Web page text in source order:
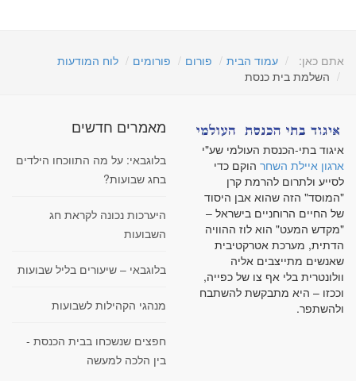
אתם כאן: עמוד הבית פורום פורומים
לוח המודעות
השלמת בית כנסת
איגוד בתי-הכנסת העולמי שע"י
ארגון איילת השחר הוקם כדי
לסייע ולתרום להרמת קרן
"המוסד" הזה שהוא אבן היסוד
של החיים הרוחניים בישראל –
"מקדש המעט" הוא לוז ההוויה
הדתית, מערכת אטרקטיבית
שאנשים מתייצבים אליה
וולונטרית בלי אף צו של כפייה,
וככזו – היא מתבקשת להשתבח
ולהשתפר.
מאמרים חדשים
בלוגבאי: על מה התווכחו הילדים
בחג שבועות?
היערכות נכונה לקראת חג
השבועות
בלוגבאי – שיעורים בליל שבועות
מנהגי הקהילות לשבועות
חפצים שנשכחו בבית הכנסת -
בין הלכה למעשה